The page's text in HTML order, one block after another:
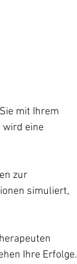
mit Ihrem
wird eine
zur
simuliert,
Ihre Erfolge.